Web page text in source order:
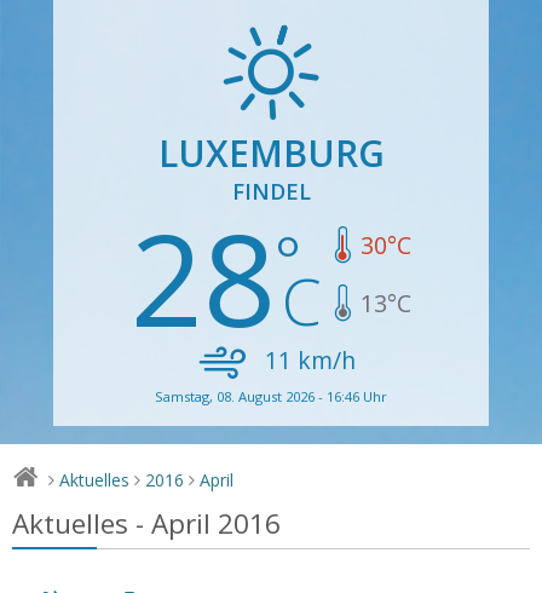
LUXEMBURG
FINDEL
28 30°C
13°C
11 km/h
Samstag, 08. August 2026 - 16:46 Uhr
> Aktuelles > 2016 > April
Aktuelles - April 2016